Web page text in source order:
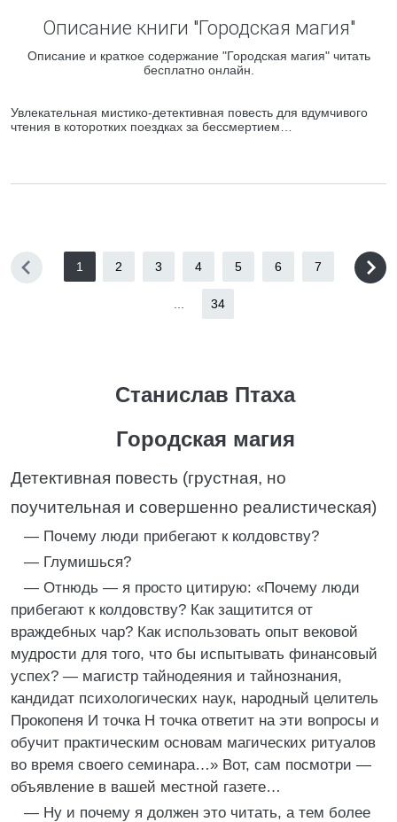
Описание книги "Городская магия"
Описание и краткое содержание "Городская магия" читать
бесплатно онлайн.
Увлекательная мистико-детективная повесть для вдумчивого
чтения в которотких поездках за бессмертием…
1 2 3 4 5 6 7
34
Станислав Птаха
Городская магия
Детективная повесть (грустная, но
поучительная и совершенно реалистическая)
— Почему люди прибегают к колдовству?
— Глумишься?
— Отнюдь — я просто цитирую: «Почему люди
прибегают к колдовству? Как защитится от
враждебных чар? Как использовать опыт вековой
мудрости для того, что бы испытывать финансовый
успех? — магистр тайнодеяния и тайнознания,
кандидат психологических наук, народный целитель
Прокопеня И точка Н точка ответит на эти вопросы и
обучит практическим основам магических ритуалов
во время своего семинара…» Вот, сам посмотри —
объявление в вашей местной газете…
— Ну и почему я должен это читать, а тем более